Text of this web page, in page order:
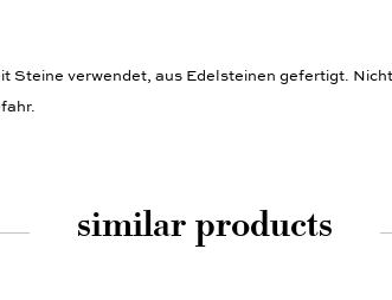
Steine verwendet, aus Edelsteinen gefertigt.
similar products